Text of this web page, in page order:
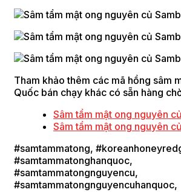
Tham khảo thêm các mã hồng sâm
Quốc bán chạy khác có sẵn hàng
Sâm tẩm mật ong nguyên
Sâm tẩm mật ong nguyên
#samtammatong,
#samtammatonghanquoc,
#samtammatongnguyencu,
#samtammatongnguyencuhanquoc,